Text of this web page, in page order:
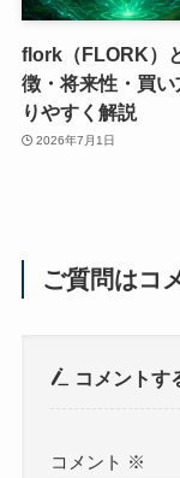
flork（FLORK）
徴・将来性・買
りやすく解説
2026年7月1日
ご質問はコ
コメントす
コメント ※